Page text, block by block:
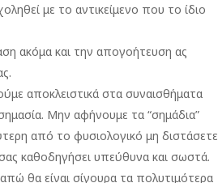
με το αντικείμενο που το ίδιο
ακόμα και την απογοήτευση ας
αποκλειστικά στα συναισθήματα
Μην αφήνουμε τα “σημάδια”
από το φυσιολογικό μη διστάσετε
καθοδηγήσει υπεύθυνα και σωστά.
θα είναι σίγουρα τα πολυτιμότερα